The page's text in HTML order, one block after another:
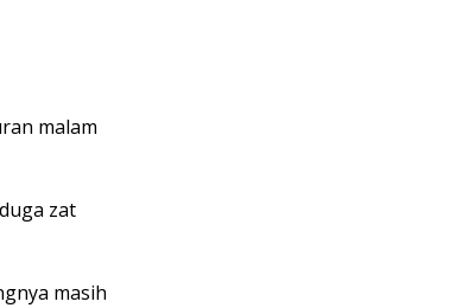
malam
zat
masih